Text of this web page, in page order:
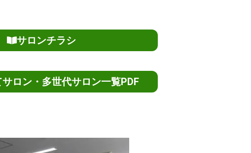
サロンチラシ
ロン・多世代サロン一覧PDF